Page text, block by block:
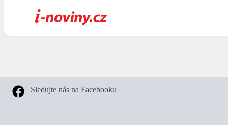
Sledujte nás na Facebooku